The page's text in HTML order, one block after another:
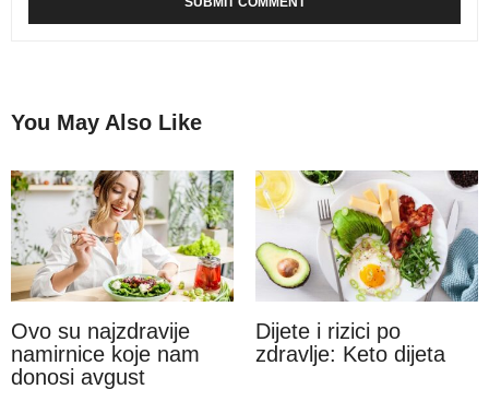
You May Also Like
Ovo su najzdravije
namirnice koje nam
donosi avgust
Dijete i rizici po
zdravlje: Keto dijeta